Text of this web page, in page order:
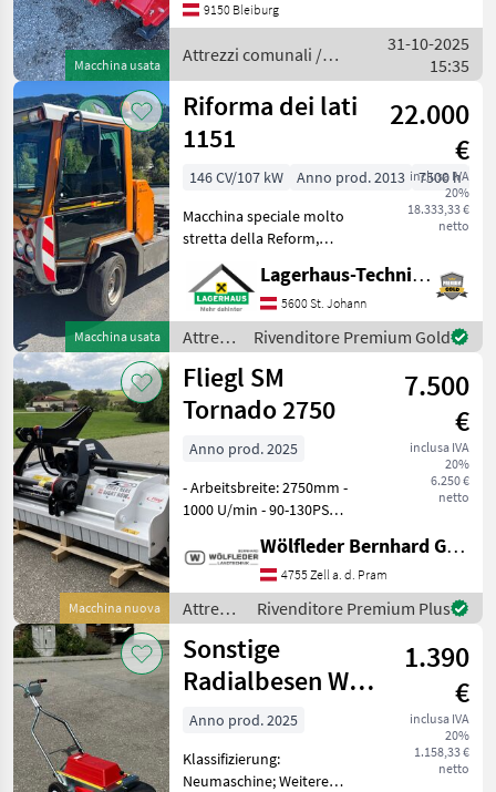
Macchina usata
36 stk Hämmer, Gewicht
ist der Rotor
9150 Bleiburg
Attrezzi comunali /
Sonstige
31-10-2025
15:35
Macchina usata
Riforma dei lati
1151
22.000
€
inclusa IVA
20%
18.333,33 €
netto
146 CV/107 kW Anno prod. 2013 7500 h
Macchina speciale molto
stretta della Reform,
larghezza esterna: 170 cm,
con cassone ribaltabile, con
spandiconcime, senza
garanzia o assicurazione Vi
preghiamo di
Lagerhaus-Technik St. Johann
5600 St. Johann
Attrezzi
comunali
/
Reform
Rivenditore Premium Gold
Macchina nuova
Fliegl SM
Tornado 2750
7.500
€
inclusa IVA
20%
6.250 €
netto
Anno prod. 2025
- Arbeitsbreite: 2750mm -
1000 U/min - 90-130PS
Schlegel - ca. 920 kg -
Getriebe mit
Freilaufkupplung -
Hydraulische
Seitenverschiebung: 400
mm
Wölfleder Bernhard GmbH
4755 Zell a. d. Pram
Attrezzi
comunali
/ Fliegl
Rivenditore Premium Plus
Sonstige
Radialbesen WR
870
1.390
€
inclusa IVA
20%
1.158,33 €
netto
Anno prod. 2025
Klassifizierung:
Neumaschine; Weitere